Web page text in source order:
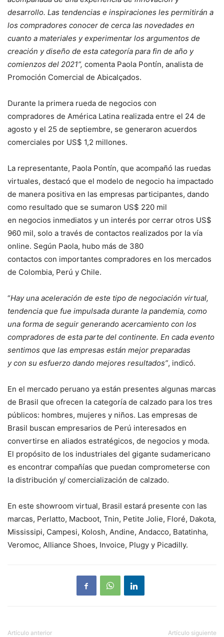
desarrollo. Las tendencias e inspiraciones les permitirán a
los compradores conocer de cerca las novedades en
cuanto a materiales y experimentar los argumentos de
creación y diseño de esta categoría para fin de año y
comienzos del 2021”, comenta Paola Pontín, analista de
Promoción Comercial de Abicalçados.
Durante la primera rueda de negocios con
compradores de América Latina realizada entre el 24 de
agosto y el 25 de septiembre, se generaron acuerdos
comerciales por US$ 1,2 millones.
La representante, Paola Pontín, que acompañó las ruedas
virtuales, destacó que el modelo de negocio ha impactado
de manera positiva en las empresas participantes, dando
como resultado que se sumaron US$ 220 mil
en negocios inmediatos y un interés por cerrar otros US$
960 mil, solo a través de contactos realizados por la vía
online. Según Paola, hubo más de 380
contactos con importantes compradores en los mercados
de Colombia, Perú y Chile.
“Hay una aceleración de este tipo de negociación virtual,
tendencia que fue impulsada durante la pandemia, como
una forma de seguir generando acercamiento con los
compradores de esta parte del continente. En cada evento
sentimos que las empresas están mejor preparadas
y con su esfuerzo dando mejores resultados”, indicó.
En el mercado peruano ya están presentes algunas marcas
de Brasil que ofrecen la categoría de calzado para los tres
públicos: hombres, mujeres y niños. Las empresas de
Brasil buscan empresarios de Perú interesados en
convertirse en aliados estratégicos, de negocios y moda.
El propósito de los industriales del gigante sudamericano
es encontrar compañías que puedan comprometerse con
la distribución y/ comercialización de calzado.
En este showroom virtual, Brasil estará presente con las
marcas, Perlatto, Macboot, Tnin, Petite Jolie, Floré, Dakota,
Mississipi, Campesi, Kolosh, Andine, Andacco, Batatinha,
Veromoc, Alliance Shoes, Invoice, Plugy y Picadilly.
Artículo anterior Artículo siguiente